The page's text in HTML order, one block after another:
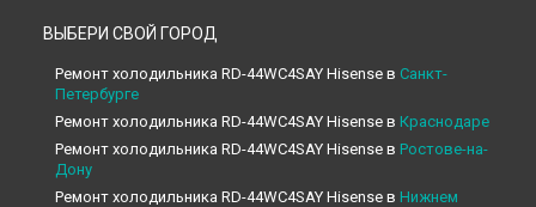
ВЫБЕРИ СВОЙ ГОРОД
Ремонт холодильника RD-44WC4SAY Hisense в Санкт-
Петербурге
Ремонт холодильника RD-44WC4SAY Hisense в Краснодаре
Ремонт холодильника RD-44WC4SAY Hisense в Ростове-на-
Дону
Ремонт холодильника RD-44WC4SAY Hisense в Нижнем